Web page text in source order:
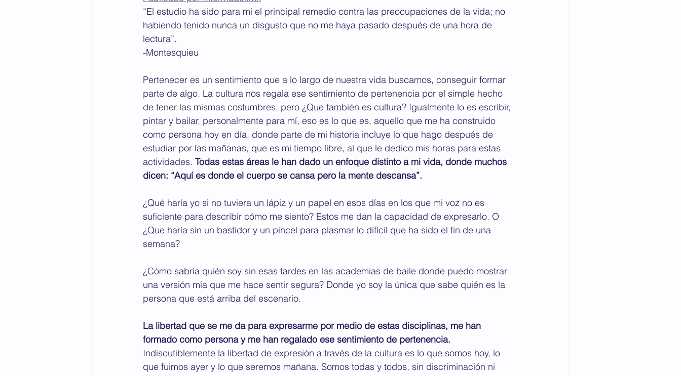
“El estudio ha sido para mí el principal remedio contra las preocupaciones de la vida; no
habiendo tenido nunca un disgusto que no me haya pasado después de una hora de
lectura”.
-Montesquieu
Pertenecer es un sentimiento que a lo largo de nuestra vida buscamos, conseguir formar
parte de algo. La cultura nos regala ese sentimiento de pertenencia por el simple hecho
de tener las mismas costumbres, pero ¿Que también es cultura? Igualmente lo es escribir,
pintar y bailar, personalmente para mí, eso es lo que es, aquello que me ha construido
como persona hoy en día, donde parte de mi historia incluye lo que hago después de
estudiar por las mañanas, que es mi tiempo libre, al que le dedico mis horas para estas
actividades. Todas estas áreas le han dado un enfoque distinto a mi vida, donde muchos
dicen: “Aquí es donde el cuerpo se cansa pero la mente descansa”.
¿Qué haría yo si no tuviera un lápiz y un papel en esos días en los que mi voz no es
suficiente para describir cómo me siento? Estos me dan la capacidad de expresarlo. O
¿Que haría sin un bastidor y un pincel para plasmar lo difícil que ha sido el fin de una
semana?
¿Cómo sabría quién soy sin esas tardes en las academias de baile donde puedo mostrar
una versión mía que me hace sentir segura? Donde yo soy la única que sabe quién es la
persona que está arriba del escenario.
La libertad que se me da para expresarme por medio de estas disciplinas, me han
formado como persona y me han regalado ese sentimiento de pertenencia.
Indiscutiblemente la libertad de expresión a través de la cultura es lo que somos hoy, lo
que fuimos ayer y lo que seremos mañana. Somos todas y todos, sin discriminación ni